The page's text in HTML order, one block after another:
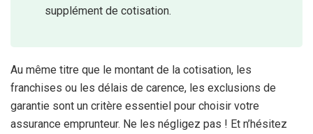
supplément de cotisation.
Au même titre que le montant de la cotisation, les
franchises ou les délais de carence, les exclusions de
garantie sont un critère essentiel pour choisir votre
assurance emprunteur. Ne les négligez pas ! Et n’hésitez